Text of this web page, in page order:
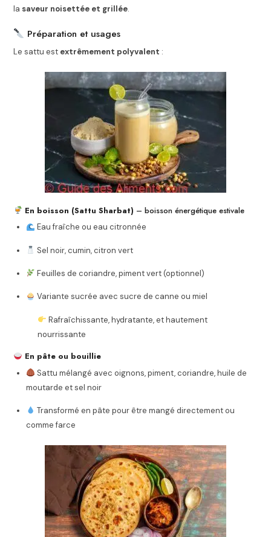
la saveur noisettée et grillée.
Préparation et usages
Le sattu est extrêmement polyvalent :
En boisson (Sattu Sharbat) – boisson énergétique estivale
Eau fraîche ou eau citronnée
Sel noir, cumin, citron vert
Feuilles de coriandre, piment vert (optionnel)
Variante sucrée avec sucre de canne ou miel
Rafraîchissante, hydratante, et hautement
nourrissante
En pâte ou bouillie
Sattu mélangé avec oignons, piment, coriandre, huile de
moutarde et sel noir
Transformé en pâte pour être mangé directement ou
comme farce